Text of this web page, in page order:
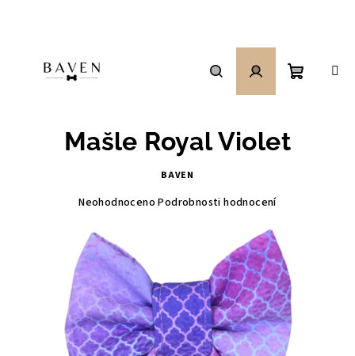
HledatPřihlášení
Mašle Royal Violet
BAVEN
Průměrné
produktu
je
0,0
z
5
hvězdiček.
Neohodnoceno Podrobnosti hodnocení